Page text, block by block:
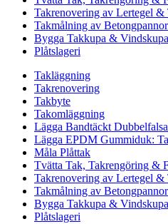
Takrenovering av Lertegel &
Takmålning av
Bygga Takkupa & Vindskupa
Plåtslageri
Takläggning
Takrenovering
Takbyte
Takomläggning
Lägga Bandtäckt
Lägga EPDM Gummiduk:
Måla Plåttak
Tvätta Tak, Takrengöring &
Takrenovering av Lertegel &
Takmålning av
Bygga Takkupa & Vindskupa
Plåtslageri